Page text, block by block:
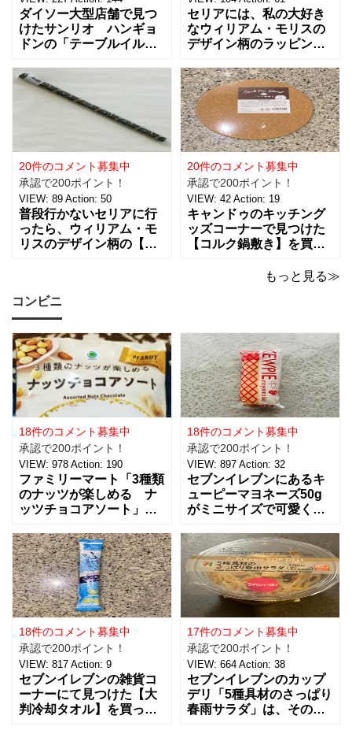
ダイソー大型店舗で見つ
けたサンリオ ハンギョ
ドンの「テーブルイルミ
円を買ってきました。 パ
ーティーのテーブルデコ
レーションやおやすみ前
のリラックスタイムに良
さそうな商品で、あの
「ハンギョドン」がデザ
インされたライトは、
セリアには、私の大好き
なウィリアム・モリスの
デザイン柄のラッピング
です！【サテンリボンマ
スターピースコレクショ
ン/WM】もとっても素敵
なので、紹介しますね。
サテンリボンの材質は、
ポリエステル。サイズ
は、約幅30㎜ x
20件のコメント募集中
承認で200ポイント！
VIEW: 89 Action: 50
普段行かないセリアに行
ったら、ウィリアム・モ
リスのデザイン柄の【包
いました。買えないと思
っていたので嬉しい。 サ
イズは、約幅760㎜ x 高
さ530㎜。2枚入っている
ので
20件のコメント募集中
承認で200ポイント！
VIEW: 42 Action: 19
キャンドゥのキッチング
ッズコーナーで見つけた
【コルク鍋敷き】を買っ
ている鍋敷きは木製のも
に100円ショップの100円
商品にはなかったため、
こちらのコル
もっと見る≫
コンビニ
18件のコメント募集中
承認で200ポイント！
VIEW: 978 Action: 190
ファミリーマート「3種類
のナッツが楽しめる ナ
ッツチョコアソート」を
て、ワインに合わせた
り、ちょっとした休憩時
間にもおすすめ！！ 税込
238円で、３種類（アー
モンド、ピーナッツ、ヘ
ーゼルナッツ）×４個ずつ
入ったチョコアソ
18件のコメント募集中
承認で200ポイント！
VIEW: 897 Action: 32
セブンイレブンにあるキ
ューピーマヨネーズ50g
がミニサイズで可愛く
した。 お味は容器が小さ
くなっただけで、定番と
同じ味で美味しいです。
マヨネーズは好みがそれ
ぞれあるようなのですけ
ど、私はキューピー派。
ただここ最近は健
18件のコメント募集中
承認で200ポイント！
VIEW: 817 Action: 9
セブンイレブンの雑貨コ
ーナーにて見つけた【大
判冷却タオル】を買って
17件のコメント募集中
承認で200ポイント！
VIEW: 664 Action: 38
セブンイレブンのカップ
デリ「5種具材のさっぱり
春雨サラダ」は、その名